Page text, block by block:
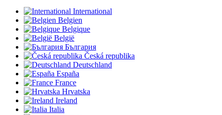
International
Belgien
Belgique
België
България
Česká republika
Deutschland
España
France
Hrvatska
Ireland
Italia